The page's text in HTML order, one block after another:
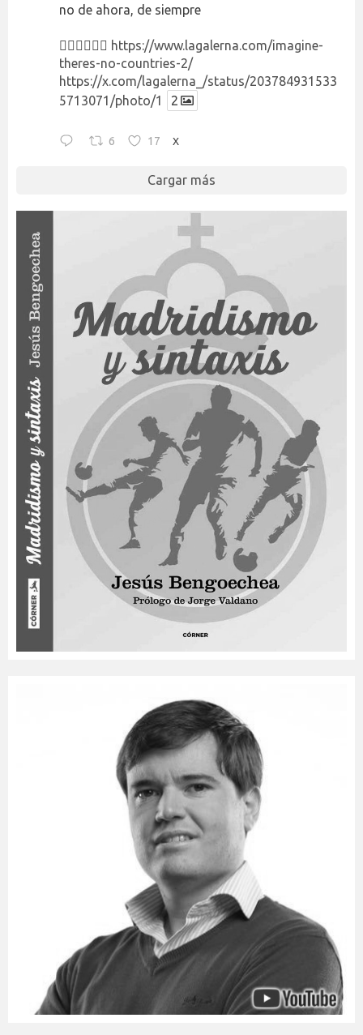
no de ahora, de siempre
👉🏻👉🏻👉🏻 https://www.lagalerna.com/imagine-
theres-no-countries-2/
https://x.com/lagalerna_/status/203784931533
5713071/photo/1
2
6 17 X
Cargar más